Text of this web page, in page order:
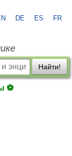
DE ES FR
Найти!
⚽